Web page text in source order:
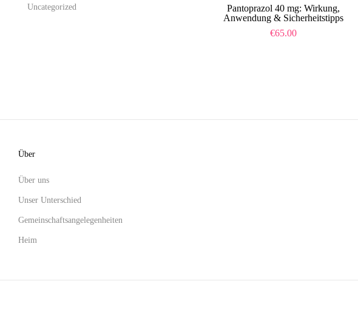
Uncategorized
Pantoprazol 40 mg: Wirkung,
Anwendung & Sicherheitstipps
€65.00
Über
Über uns
Unser Unterschied
Gemeinschaftsangelegenheiten
Heim